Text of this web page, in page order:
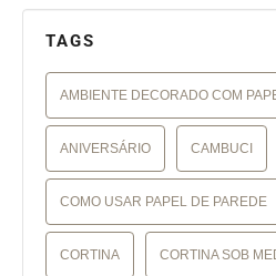
TAGS
AMBIENTE DECORADO COM
ANIVERSÁRIO CAMBUCI
COMO USAR PAPEL DE PAREDE
CORTINA CORTINA SOB